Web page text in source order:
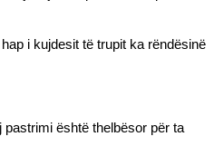
i kujdesit të trupit ka rëndësinë
është thelbësor për ta